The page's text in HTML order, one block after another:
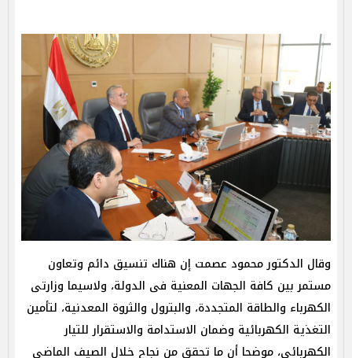
وقال الدكتور محمود عصمت إن هناك تنسيق دائم وتعاون
مستمر بين كافة الجهات المعنية فى الدولة، ولاسيما وزارتى
الكهرباء والطاقة المتجددة، والبترول والثروة المعدنية، لتأمين
التغذية الكهربائية وضمان الاستدامة والاستقرار للتيار
الكهربائي، موضحا أن ما تحقق من نجاح خلال الصيف الماضى